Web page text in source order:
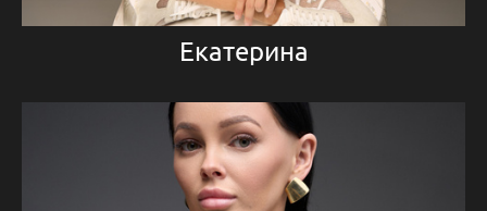
Екатерина